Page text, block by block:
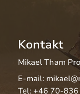
Kontakt
Mikael Tham
E-mail:
Tel: +46 70-836